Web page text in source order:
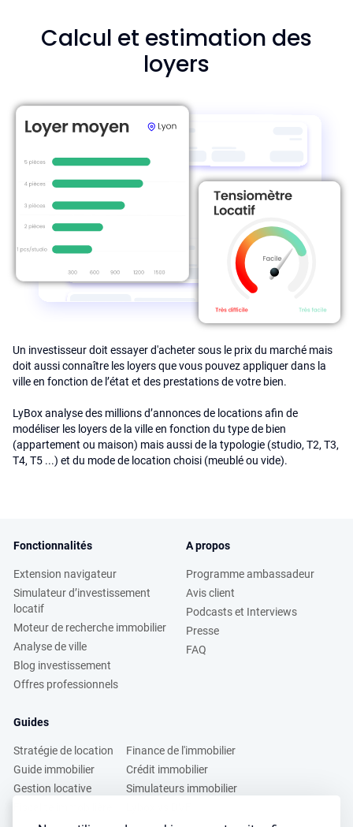
Calcul et estimation des
loyers
Un investisseur doit essayer d'acheter sous le prix du marché mais
doit aussi connaître les loyers que vous pouvez appliquer dans la
ville en fonction de l’état et des prestations de votre bien.
LyBox analyse des millions d’annonces de locations afin de
modéliser les loyers de la ville en fonction du type de bien
(appartement ou maison) mais aussi de la typologie (studio, T2, T3,
T4, T5 ...) et du mode de location choisi (meublé ou vide).
Fonctionnalités
Extension navigateur
Simulateur d’investissement
locatif
Moteur de recherche immobilier
Analyse de ville
Blog investissement
Offres professionnels
A propos
Programme ambassadeur
Avis client
Podcasts et Interviews
Presse
FAQ
Guides
Stratégie de location
Guide immobilier
Gestion locative
Finance de l'immobilier
Crédit immobilier
Simulateurs immobilier